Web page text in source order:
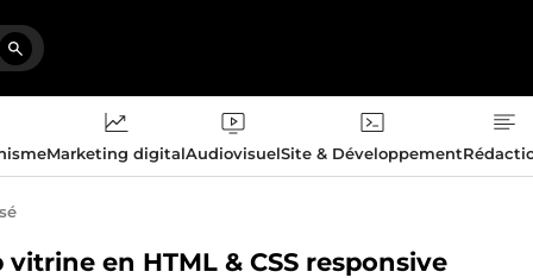
Marketing digitalAudiovisuelSite & Développement
en HTML & CSS responsive